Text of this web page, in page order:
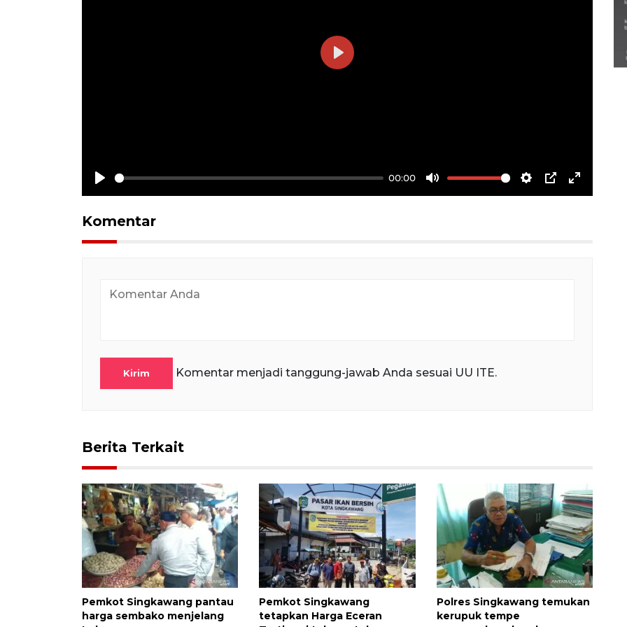
Play
00:00
Mute Settings
PIP Enter
Play
Komentar
Kirim Komentar menjadi tanggung-jawab Anda sesuai UU ITE.
Berita Terkait
Pemkot Singkawang pantau
harga sembako menjelang
Pemkot Singkawang
tetapkan Harga Eceran
Polres Singkawang temukan
kerupuk tempe